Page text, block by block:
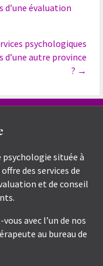
évaluation
psychologiques
d’une autre province
? →
située à
des services de
et de conseil
avec l’un de nos
au bureau de